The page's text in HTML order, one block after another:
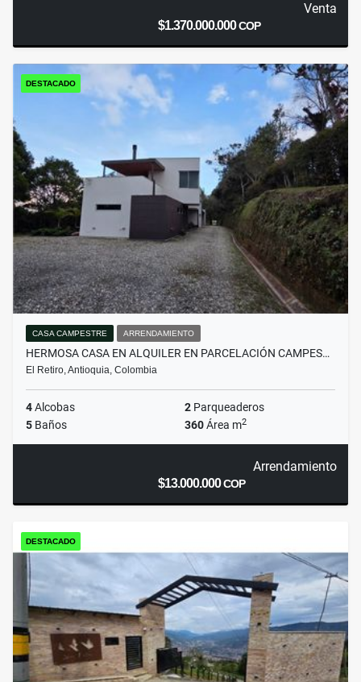
Venta
$1.370.000.000COP
DESTACADO
CASA CAMPESTRE ARRENDAMIENTO
HERMOSA CASA EN ALQUILER EN PARCELACIÓN CAMPES…
El Retiro, Antioquia, Colombia
4Alcobas 2 Parqueaderos
5 Baños 360Área m2
Arrendamiento
$13.000.000COP
DESTACADO